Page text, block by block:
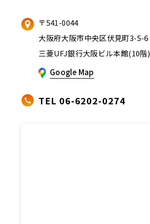
〒541-0044
大阪府大阪市中央区伏見町3-5-6
三菱UFJ銀行大阪ビル本館(10階)
Google Map
TEL 06-6202-0274